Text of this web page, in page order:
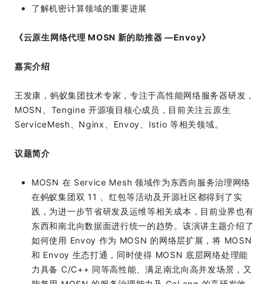
了解机密计算领域的重要进展
《云原生网络代理 MOSN 新的助推器 —Envoy》
嘉宾介绍
王发康，蚂蚁集团技术专家，专注于高性能网络服务器研发，
MOSN、Tengine 开源项目核心成员，目前关注云原生
ServiceMesh、Nginx、Envoy、Istio 等相关领域。
议题简介
MOSN 在 Service Mesh 领域作为东西向服务治理网络
在蚂蚁集团双 11 、红包等活动及开源社区都得到了实
践，为进一步节省研发及运维等相关成本，目前业界也有
东西和南北向数据面进行统一的趋势。该演讲主题介绍了
如何使用 Envoy 作为 MOSN 的网络层扩展，将 MOSN
和 Envoy 生态打通，同时使得 MOSN 底层网络处理能
力具备 C/C++ 同等高性能、满足南北向高并发场景，又